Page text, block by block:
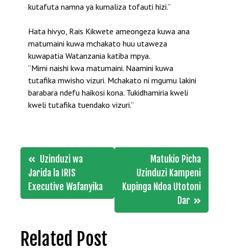
kutafuta namna ya kumaliza tofauti hizi.”
Hata hivyo, Rais Kikwete ameongeza kuwa ana
matumaini kuwa mchakato huu utaweza
kuwapatia Watanzania katiba mpya.
“Mimi naishi kwa matumaini. Naamini kuwa
tutafika mwisho vizuri. Mchakato ni mgumu lakini
barabara ndefu haikosi kona. Tukidhamiria kweli
kweli tutafika tuendako vizuri.”
Post
navigation
Uzinduzi wa
Jarida la IRIS
Executive Wafanyika
Matukio Picha
Uzinduzi Kampeni
Kupinga Ndoa Utotoni
Dar
Related Post